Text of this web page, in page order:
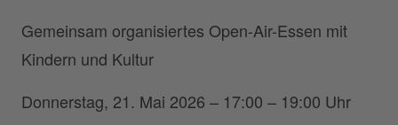
Gemeinsam organisiertes Open-Air-Essen mit
Kindern und Kultur
Donnerstag, 21. Mai 2026 – 17:00 – 19:00 Uhr